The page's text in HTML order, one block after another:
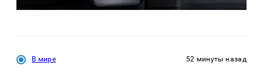
В мире 52 минуты назад